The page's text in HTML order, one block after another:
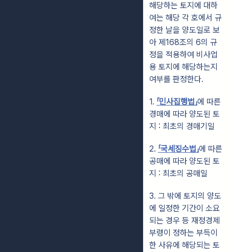
해당하는 토지에 대하
여는 해당 각 호에서 규
정한 날을 양도일로 보
아 제168조의 6의 규
정을 적용하여 비사업
용 토지에 해당하는지
여부를 판정한다.
1. 「민사집행법」에 따른
경매에 따라 양도된 토
지 : 최초의 경매기일
2. 「국세징수법」에 따른
공매에 따라 양도된 토
지 : 최초의 공매일
3. 그 밖에 토지의 양도
에 일정한 기간이 소요
되는 경우 등 재정경제
부령이 정하는 부득이
한 사유에 해당되는 토